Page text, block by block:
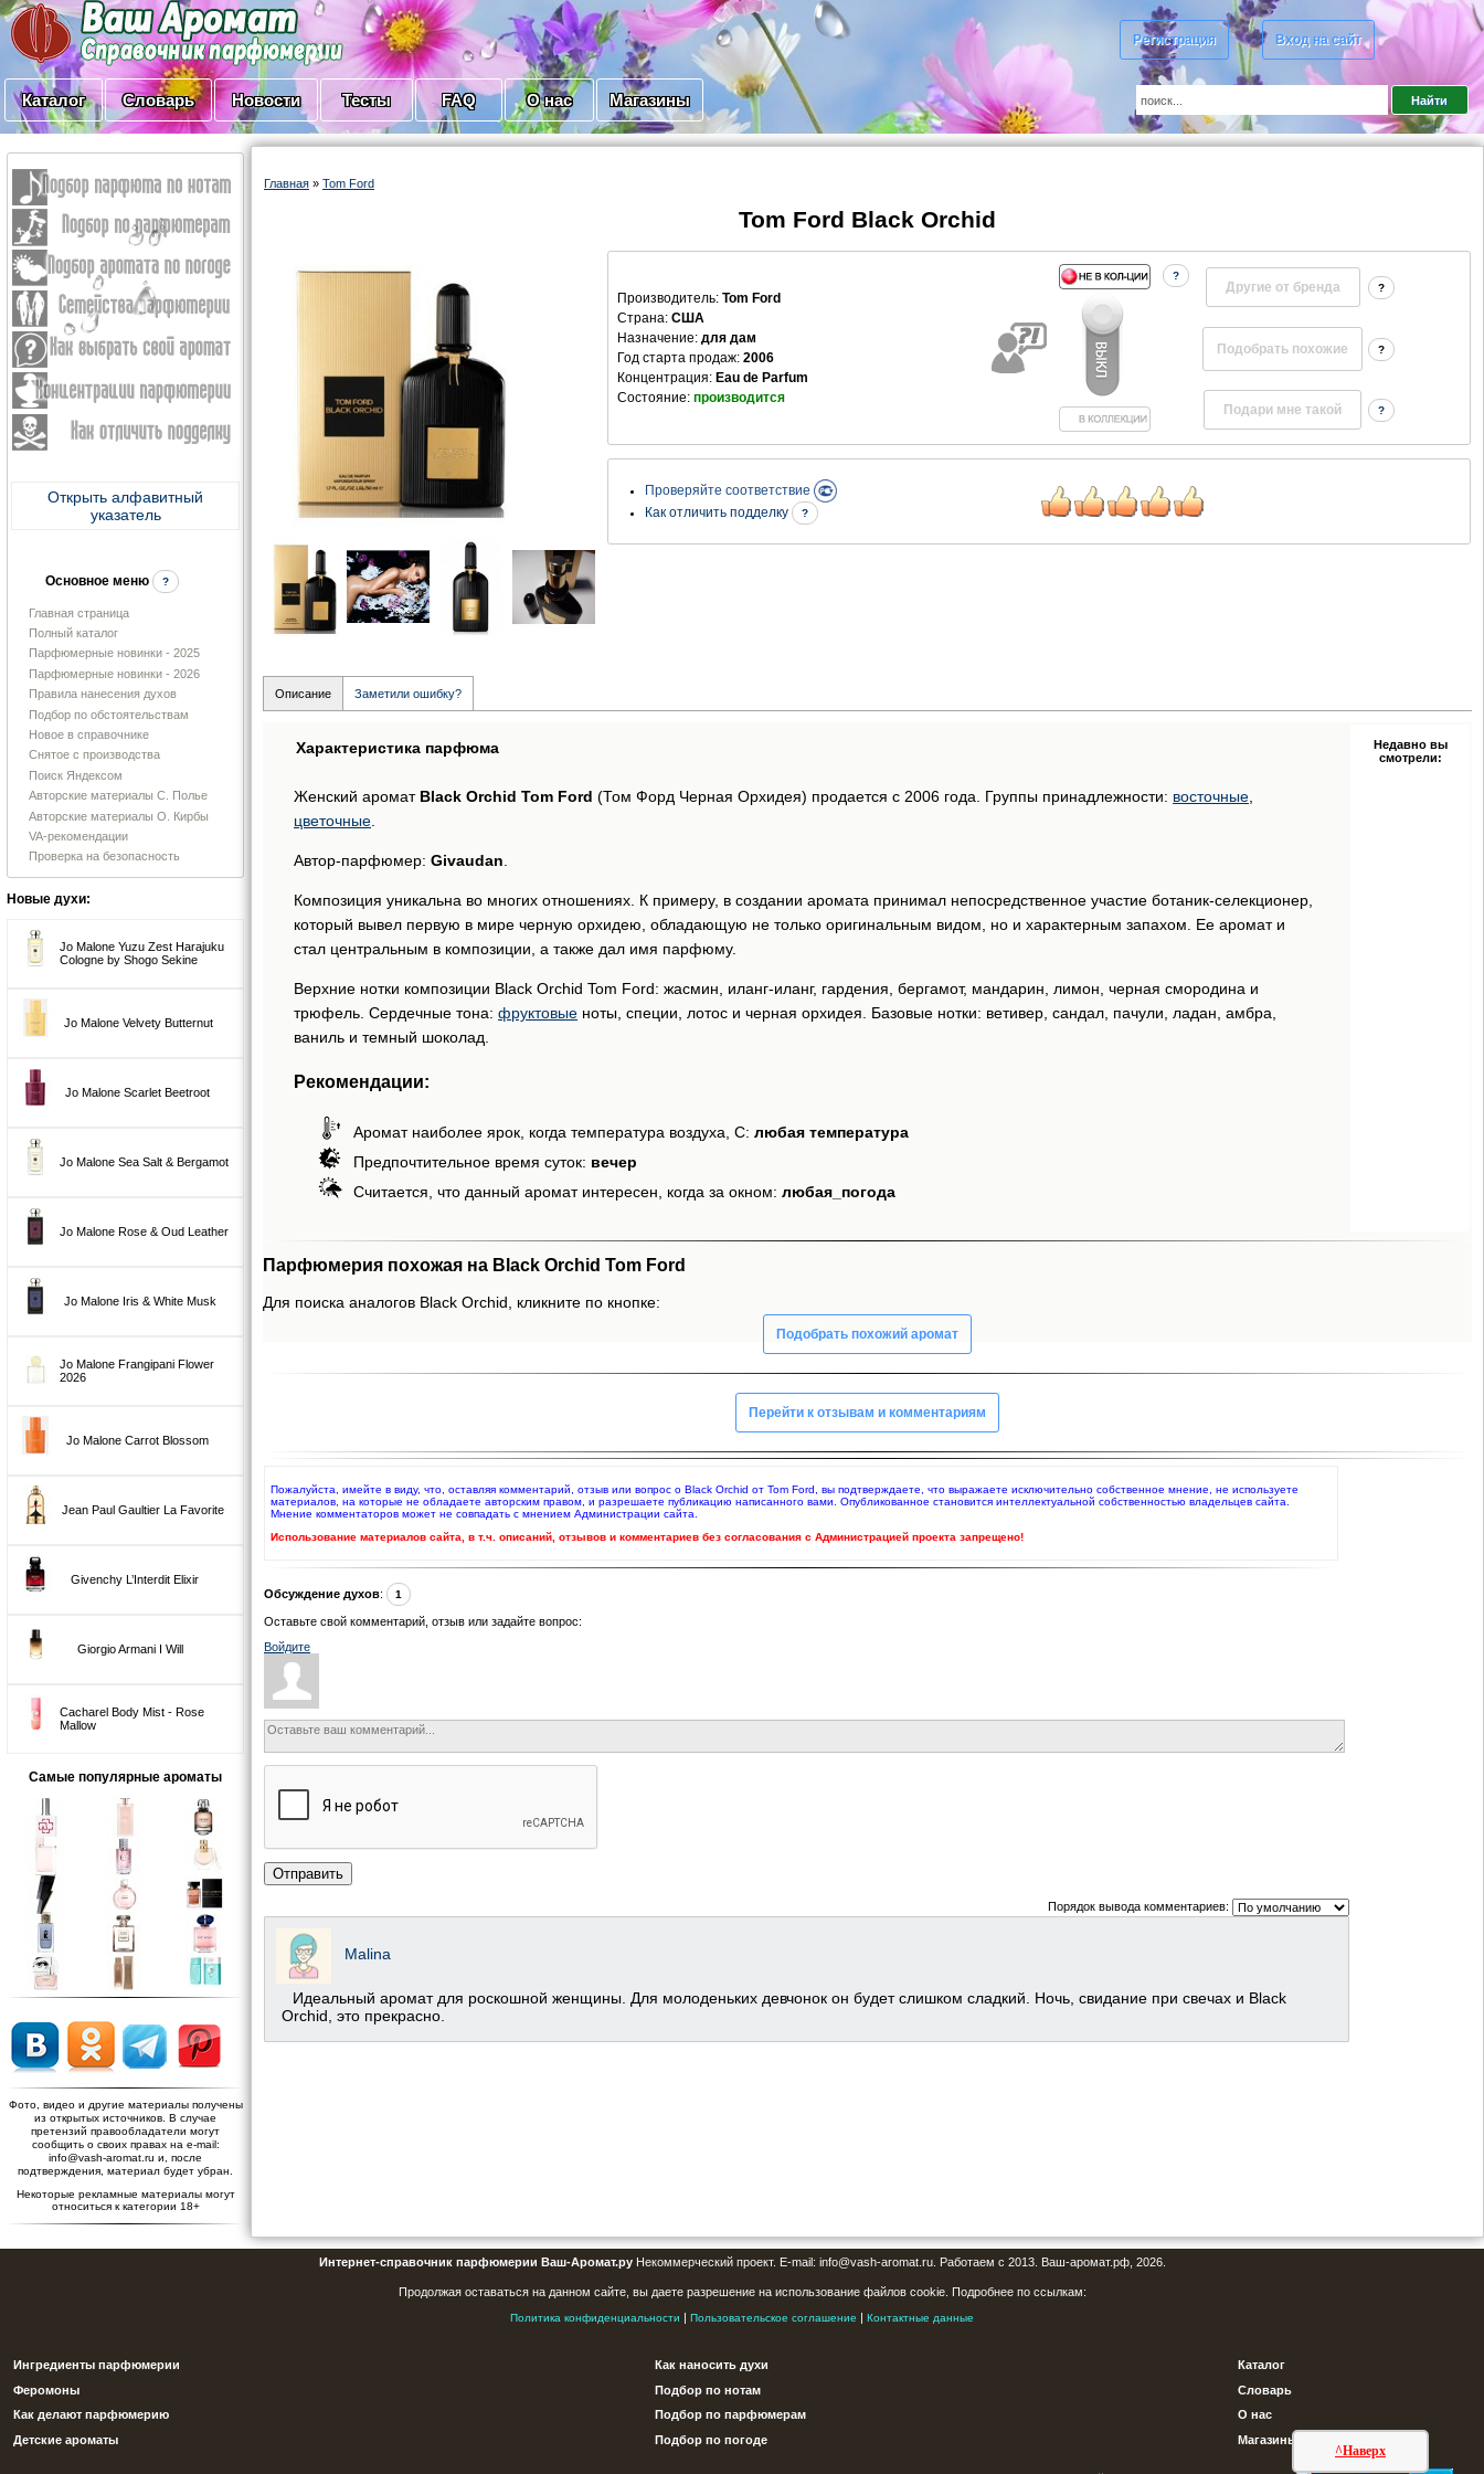
Регистрация Вход на сайт
Каталог Словарь Новости Тесты FAQ О нас Магазины
Открыть алфавитный
указатель
Основное меню ?
Главная страница
Полный каталог
Парфюмерные новинки - 2025
Парфюмерные новинки - 2026
Правила нанесения духов
Подбор по обстоятельствам
Новое в справочнике
Снятое с производства
Поиск Яндексом
Авторские материалы С. Полье
Авторские материалы О. Кирбы
VA-рекомендации
Проверка на безопасность
Новые духи:
Jo Malone Yuzu Zest Harajuku
Cologne by Shogo Sekine
Jo Malone Velvety Butternut
Jo Malone Scarlet Beetroot
Jo Malone Sea Salt & Bergamot
Jo Malone Rose & Oud Leather
Jo Malone Iris & White Musk
Jo Malone Frangipani Flower
2026
Jo Malone Carrot Blossom
Jean Paul Gaultier La Favorite
Givenchy L’Interdit Elixir
Giorgio Armani I Will
Cacharel Body Mist - Rose
Mallow
Самые популярные ароматы
Фото, видео и другие материалы получены
из открытых источников. В случае
претензий правообладатели могут
сообщить о своих правах на e-mail:
info@vash-aromat.ru и, после
подтверждения, материал будет убран.
Некоторые рекламные материалы могут
относиться к категории 18+
Главная » Tom Ford
Tom Ford Black Orchid
Производитель: Tom Ford
Страна: США
Назначение: для дам
Год старта продаж: 2006
Концентрация: Eau de Parfum
Состояние: производится
?
Другие от бренда ?
?
?
Проверяйте соответствие
Как отличить подделку
?
Описание Заметили ошибку?
Характеристика парфюма
Женский аромат Black Orchid Tom Ford (Том Форд Черная Орхидея) продается с 2006 года. Группы принадлежности: восточные
цветочные
Автор-парфюмер: Givaudan
Композиция уникальна во многих отношениях. К примеру, в создании аромата принимал непосредственное участие ботаник-селекционер,
который вывел первую в мире черную орхидею, обладающую не только оригинальным видом, но и характерным запахом. Ее аромат и
стал центральным в композиции, а также дал имя парфюму.
Верхние нотки композиции Black Orchid Tom Ford: жасмин, иланг-иланг, гардения, бергамот, мандарин, лимон, черная смородина и
трюфель. Сердечные тона: фруктовые ноты, специи, лотос и черная орхидея. Базовые нотки: ветивер, сандал, пачули, ладан, амбра,
ваниль и темный шоколад.
Рекомендации:
Аромат наиболее ярок, когда температура воздуха, С: любая температура
Предпочтительное время суток: вечер
Считается, что данный аромат интересен, когда за окном: любая_погода
Недавно вы
смотрели:
Парфюмерия похожая на Black Orchid Tom Ford
Для поиска аналогов Black Orchid, кликните по кнопке:
Подобрать похожий аромат
Перейти к отзывам и комментариям
Пожалуйста, имейте в виду, что, оставляя комментарий, отзыв или вопрос о Black Orchid от Tom Ford, вы подтверждаете, что выражаете исключительно собственное мнение, не используете
материалов, на которые не обладаете авторским правом, и разрешаете публикацию написанного вами. Опубликованное становится интеллектуальной собственностью владельцев сайта.
Мнение комментаторов может не совпадать с мнением Администрации сайта.
Использование материалов сайта, в т.ч. описаний, отзывов и комментариев без согласования с Администрацией проекта запрещено!
Обсуждение духов: 1
Оставьте свой комментарий, отзыв или задайте вопрос:
Войдите
Отправить
Порядок вывода комментариев:
Malina
Идеальный аромат для роскошной женщины. Для молоденьких девчонок он будет слишком сладкий. Ночь, свидание при свечах и Black
Orchid, это прекрасно.
^Наверх
Интернет-справочник парфюмерии Ваш-Аромат.руНекоммерческий проект. E-mail: info@vash-aromat.ru. Работаем с 2013. Ваш-аромат.рф, 2026.
Продолжая оставаться на данном сайте, вы даете разрешение на использование файлов cookie. Подробнее по ссылкам:
Политика конфиденциальности | Пользовательское соглашение | Контактные данные
Ингредиенты парфюмерии
Феромоны
Как делают парфюмерию
Детские ароматы
Как наносить духи
Подбор по нотам
Подбор по парфюмерам
Подбор по погоде
Каталог
Словарь
О нас
Магазины